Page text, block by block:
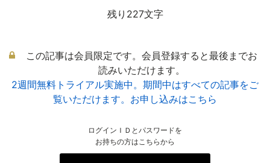
残り227文字
この記事は会員限定です。会員登録すると最後までお
読みいただけます。
2週間無料トライアル実施中。期間中はすべての記事をご
覧いただけます。お申し込みはこちら
ログインＩＤとパスワードを
お持ちの方はこちらから